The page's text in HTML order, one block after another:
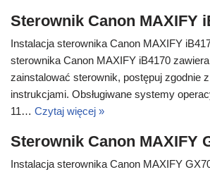
Sterownik Canon MAXIFY
Instalacja sterownika Canon MAXIFY
sterownika Canon MAXIFY iB4170
zainstalować sterownik, postępuj zgodnie
instrukcjami. Obsługiwane systemy
11… Czytaj więcej »
Sterownik Canon MAXIFY
Instalacja sterownika Canon MAXIFY